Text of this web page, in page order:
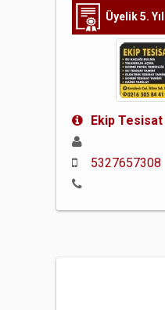
Üyelik 5. Yıl
Ekip Tesisat
5327657308